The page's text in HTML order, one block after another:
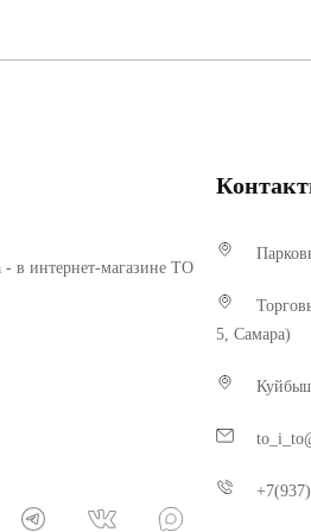
- в интернет-магазине ТО
5, Самара)